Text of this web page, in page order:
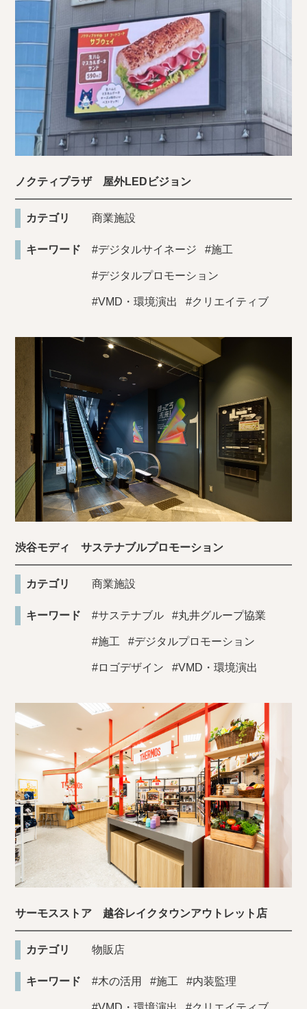
ノクティプラザ 屋外LEDビジョン
カテゴリ 商業施設
キーワード #デジタルサイネージ #施工
#デジタルプロモーション
#VMD・環境演出 #クリエイティブ
渋谷モディ サステナブルプロモーション
カテゴリ 商業施設
キーワード #サステナブル #丸井グループ協業
#施工 #デジタルプロモーション
#ロゴデザイン #VMD・環境演出
サーモスストア 越谷レイクタウンアウトレット店
カテゴリ 物販店
キーワード #木の活用 #施工 #内装監理